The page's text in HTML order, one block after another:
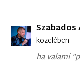
Szabados
közelében
ha valami